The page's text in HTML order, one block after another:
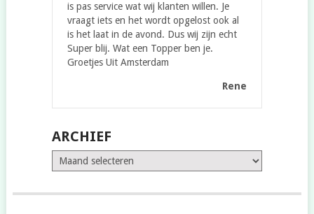
is pas service wat wij klanten willen. Je
vraagt iets en het wordt opgelost ook al
is het laat in de avond. Dus wij zijn echt
Super blij. Wat een Topper ben je.
Groetjes Uit Amsterdam
Rene
ARCHIEF
Archief